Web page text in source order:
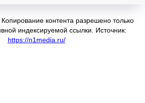
контента разрешено только
индексируемой ссылки. Источник:
https://n1media.ru/